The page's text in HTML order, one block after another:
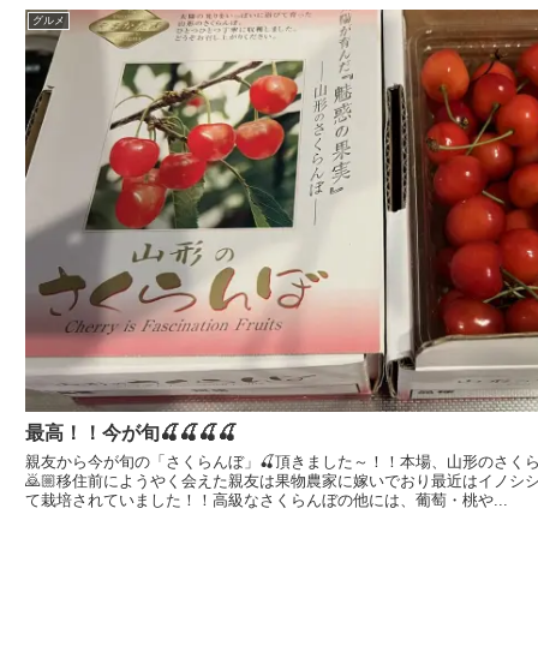
グルメ
最高！！今が旬🍒🍒🍒🍒
親友から今が旬の「さくらんぼ」🍒頂きました～！！本場、山形のさく
🙇🏼移住前にようやく会えた親友は果物農家に嫁いでおり最近はイノシ
て栽培されていました！！高級なさくらんぼの他には、葡萄・桃や...